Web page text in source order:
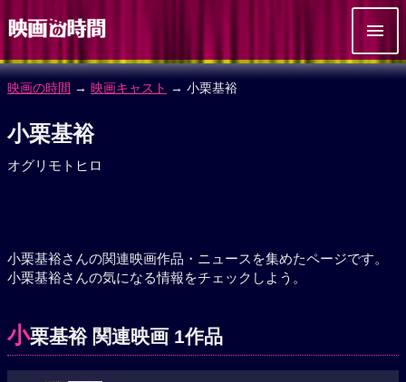
映画の時間 → 映画キャスト → 小栗基裕
小栗基裕
オグリモトヒロ
小栗基裕さんの関連映画作品・ニュースを集めたページです。
小栗基裕さんの気になる情報をチェックしよう。
小栗基裕 関連映画 1作品